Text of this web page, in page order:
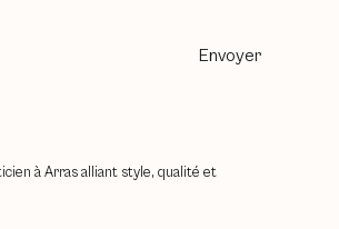
Envoyer
à Arras alliant style, qualité et